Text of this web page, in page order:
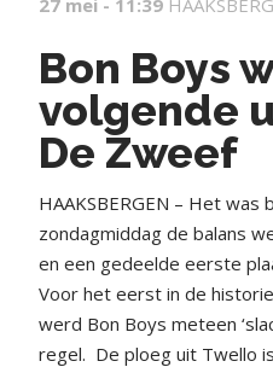
Bon Boys
volgende
De Zweef
HAAKSBERGEN – Het
zondagmiddag de balans
en een gedeelde eerste
Voor het eerst in de
werd Bon Boys meteen
regel. De ploeg uit Twello